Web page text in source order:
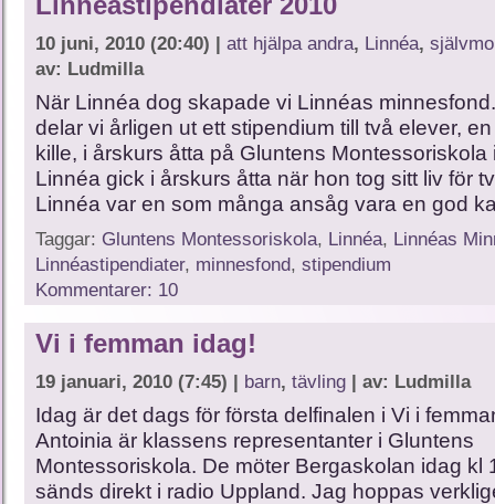
10 juni, 2010 (20:40) | att hjälpa andra, Linnéa,
av: Ludmilla
När Linnéa dog skapade vi Linnéas
delar vi årligen ut ett stipendium till två elever,
kille, i årskurs åtta på Gluntens Montessoriskola
Linnéa gick i årskurs åtta när hon tog sitt liv för
Linnéa var en som många ansåg vara en god
Taggar: Gluntens Montessoriskola, Linnéa, Linnéas
Linnéastipendiater, minnesfond, stipendium
Kommentarer: 10
Vi i femman idag!
19 januari, 2010 (7:45) | barn, tävling | av: Ludmilla
Idag är det dags för första delfinalen i Vi i
Antoinia är klassens representanter i Gluntens
Montessoriskola. De möter Bergaskolan idag kl
sänds direkt i radio Uppland. Jag hoppas